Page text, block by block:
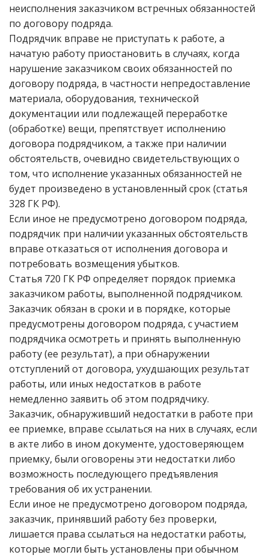
неисполнения заказчиком встречных обязанностей
по договору подряда.
Подрядчик вправе не приступать к работе, а
начатую работу приостановить в случаях, когда
нарушение заказчиком своих обязанностей по
договору подряда, в частности непредоставление
материала, оборудования, технической
документации или подлежащей переработке
(обработке) вещи, препятствует исполнению
договора подрядчиком, а также при наличии
обстоятельств, очевидно свидетельствующих о
том, что исполнение указанных обязанностей не
будет произведено в установленный срок (статья
328 ГК РФ).
Если иное не предусмотрено договором подряда,
подрядчик при наличии указанных обстоятельств
вправе отказаться от исполнения договора и
потребовать возмещения убытков.
Статья 720 ГК РФ определяет порядок приемка
заказчиком работы, выполненной подрядчиком.
Заказчик обязан в сроки и в порядке, которые
предусмотрены договором подряда, с участием
подрядчика осмотреть и принять выполненную
работу (ее результат), а при обнаружении
отступлений от договора, ухудшающих результат
работы, или иных недостатков в работе
немедленно заявить об этом подрядчику.
Заказчик, обнаруживший недостатки в работе при
ее приемке, вправе ссылаться на них в случаях, если
в акте либо в ином документе, удостоверяющем
приемку, были оговорены эти недостатки либо
возможность последующего предъявления
требования об их устранении.
Если иное не предусмотрено договором подряда,
заказчик, принявший работу без проверки,
лишается права ссылаться на недостатки работы,
которые могли быть установлены при обычном